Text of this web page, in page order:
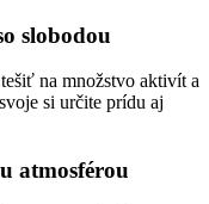
slobodou
na množstvo aktivít a
si určite prídu aj
atmosférou